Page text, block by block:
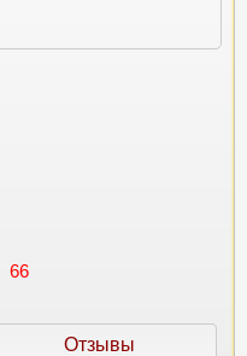
66
Отзывы